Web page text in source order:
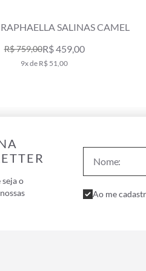
SALINAS CAMEL
R$ 759,00R$ 459,00
9x de R$ 51,00
seja o
Ao me